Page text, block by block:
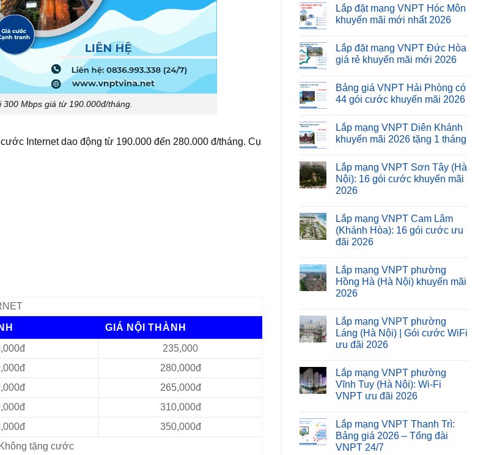
Mbps giá từ 190.000đ/tháng.
Internet dao động từ 190.000 đến 280.000 đ/tháng. Cụ
GIÁ NỘI THÀNH
235,000
280,000đ
265,000đ
310,000đ
350,000đ
Không tặng cước
Lắp đặt mạng VNPT Hóc Môn
khuyến mãi mới nhất 2026
Lắp đặt mạng VNPT Đức Hòa
giá rẻ khuyến mãi mới 2026
Bảng giá VNPT Hải Phòng có
44 gói cước khuyến mãi 2026
Lắp mạng VNPT Diên Khánh
khuyến mãi 2026 tặng 1 tháng
Lắp mạng VNPT Sơn Tây (Hà
Nội): 16 gói cước khuyến mãi
2026
Lắp mạng VNPT Cam Lâm
(Khánh Hòa): 16 gói cước ưu
đãi 2026
Lắp mạng VNPT phường
Hồng Hà (Hà Nội) khuyến mãi
2026
Lắp mạng VNPT phường
Láng (Hà Nội) | Gói cước WiFi
ưu đãi 2026
Lắp mạng VNPT phường
Vĩnh Tuy (Hà Nội): Wi-Fi
VNPT ưu đãi 2026
Lắp mạng VNPT Thanh Trì:
Bảng giá 2026 – Tổng đài
VNPT 24/7